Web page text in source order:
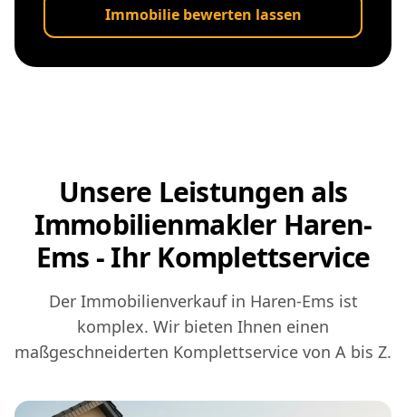
Immobilie bewerten lassen
Unsere Leistungen als
Immobilienmakler Haren-
Ems - Ihr Komplettservice
Der Immobilienverkauf in Haren-Ems ist
komplex. Wir bieten Ihnen einen
maßgeschneiderten Komplettservice von A bis Z.